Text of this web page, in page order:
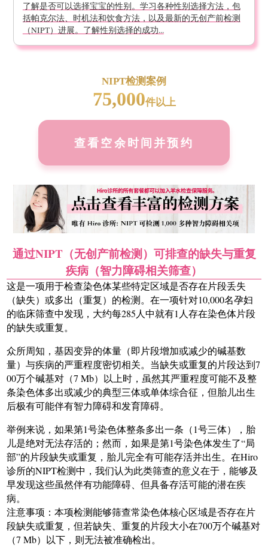
了解是否可以选择宝宝的性别。学习各种性别选择方法，包
括帕克尔法、时机法和饮食方法，以及最新的无创产前检测
（NIPT）进展。了解性别选择的成功...
NIPT检测案例
75,000件以上
查看空余时间并预约
通过NIPT（无创产前检测）可排查的缺失与重复
疾病（智力障碍相关筛查）
这是一项用于检查染色体某些特定区域是否存在片段丢失
（缺失）或多出（重复）的检测。在一项针对10,000名孕妇
的临床筛查中发现，大约每285人中就有1人存在染色体片段
的缺失或重复。
众所周知，基因变异的体量（即片段增加或减少的碱基数
量）与疾病的严重程度密切相关。当缺失或重复的片段达到7
00万个碱基对（7 Mb）以上时，虽然其严重程度可能不及整
条染色体多出或减少的典型三体或单体综合征，但胎儿出生
后极有可能伴有智力障碍和发育障碍。
举例来说，如果第1号染色体整条多出一条（1号三体），胎
儿是绝对无法存活的；然而，如果是第1号染色体发生了“局
部”的片段缺失或重复，胎儿完全有可能存活并出生。在Hiro
诊所的NIPT检测中，我们认为此类筛查的意义在于，能够及
早发现这些虽然伴有功能障碍、但具备存活可能的潜在疾
病。
注意事项：本项检测能够筛查常染色体核心区域是否存在片
段缺失或重复，但若缺失、重复的片段大小在700万个碱基对
（7 Mb）以下，则无法被准确检出。